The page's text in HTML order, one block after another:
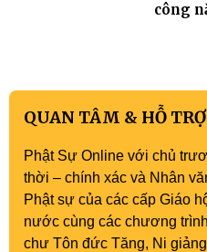
công
QUAN TÂM & HỖ TRỢ
Phật Sự Online với chủ
thời – chính xác và Nhân
Phật sự của các cấp Giáo
nước cùng các chương
chư Tôn đức Tăng, Ni